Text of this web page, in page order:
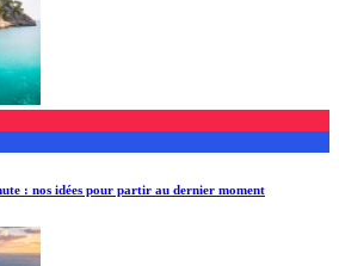
: nos idées pour partir au dernier moment